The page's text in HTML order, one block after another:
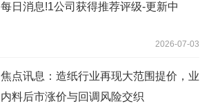
每日消息!1公司获得推荐评级-更新中
2026-07-03
焦点讯息：造纸行业再现大范围提价，业
内料后市涨价与回调风险交织